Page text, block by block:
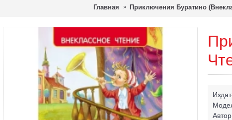
Главная Приключения Буратино